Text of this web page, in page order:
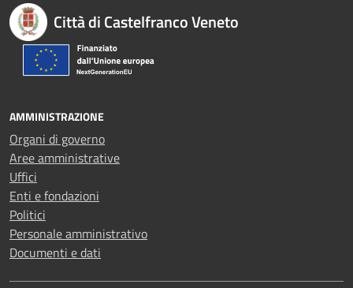
Città di Castelfranco Veneto
AMMINISTRAZIONE
Organi di governo
Aree amministrative
Uffici
Enti e fondazioni
Politici
Personale amministrativo
Documenti e dati